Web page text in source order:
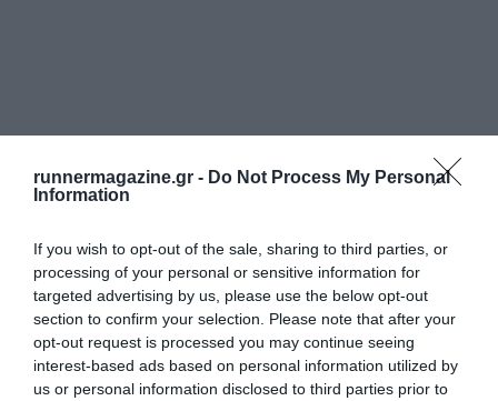
runnermagazine.gr - Do Not Process My Personal
Information
If you wish to opt-out of the sale, sharing to third parties, or
processing of your personal or sensitive information for
targeted advertising by us, please use the below opt-out
section to confirm your selection. Please note that after your
opt-out request is processed you may continue seeing
interest-based ads based on personal information utilized by
us or personal information disclosed to third parties prior to